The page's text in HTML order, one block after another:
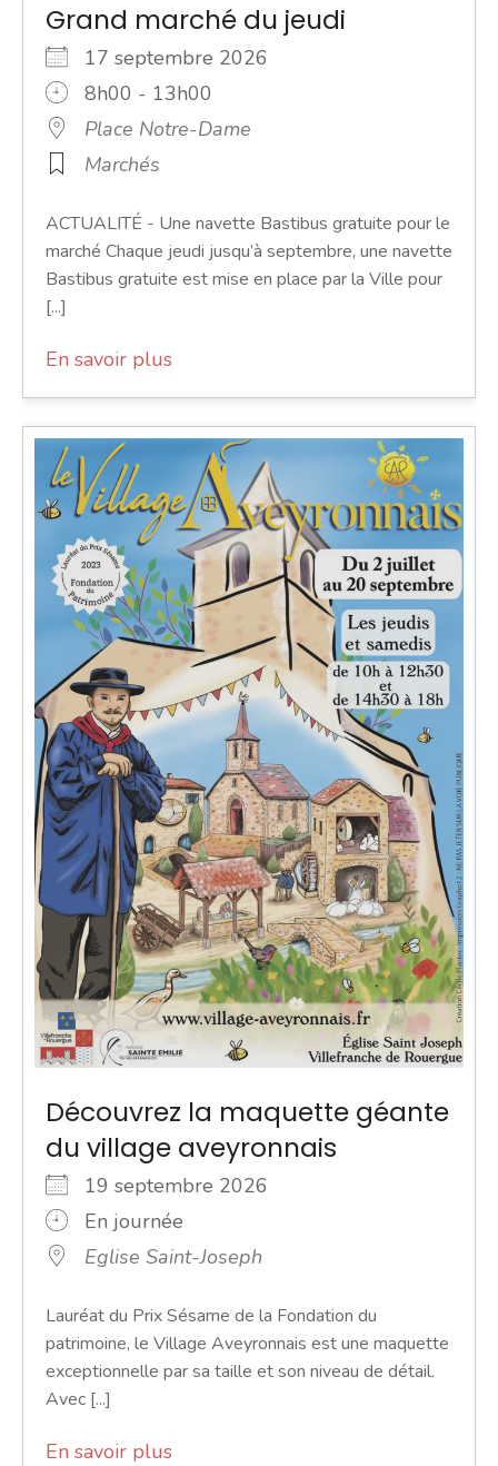
Grand marché du jeudi
17 septembre 2026
8h00 - 13h00
Place Notre-Dame
Marchés
ACTUALITÉ - Une navette Bastibus gratuite pour le
marché Chaque jeudi jusqu’à septembre, une navette
Bastibus gratuite est mise en place par la Ville pour
[...]
En savoir plus
Découvrez la maquette géante
du village aveyronnais
19 septembre 2026
En journée
Eglise Saint-Joseph
Lauréat du Prix Sésame de la Fondation du
patrimoine, le Village Aveyronnais est une maquette
exceptionnelle par sa taille et son niveau de détail.
Avec [...]
En savoir plus